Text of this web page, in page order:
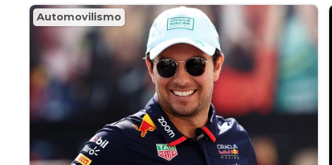
Automovilismo